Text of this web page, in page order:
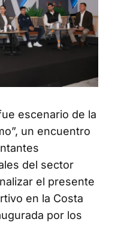
escenario de la
un encuentro
del sector
el presente
en la Costa
por los